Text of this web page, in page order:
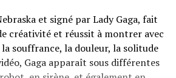
et signé par Lady Gaga, fait
créativité et réussit à montrer avec
souffrance, la douleur, la solitude
Gaga apparaît sous différentes